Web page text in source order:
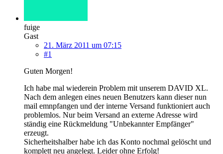
fuige
Gast
21. März 2011 um 07:15
#1
Guten Morgen!
Ich habe mal wiederein Problem mit unserem DAVID XL.
Nach dem anlegen eines neuen Benutzers kann dieser nun
mail emnpfangen und der interne Versand funktioniert auch
problemlos. Nur beim Versand an externe Adresse wird
ständig eine Rückmeldung "Unbekannter Empfänger"
erzeugt.
Sicherheitshalber habe ich das Konto nochmal gelöscht und
komplett neu angelegt. Leider ohne Erfolg!